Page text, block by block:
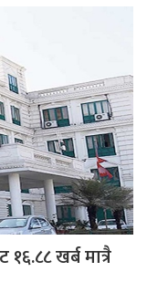
खर्ब मात्रै